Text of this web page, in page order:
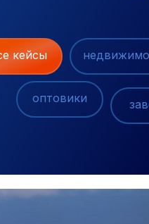
кейсы
оптовики